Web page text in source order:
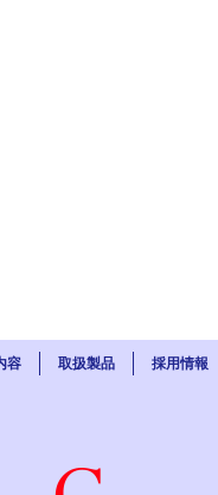
容 取扱製品 採用情報